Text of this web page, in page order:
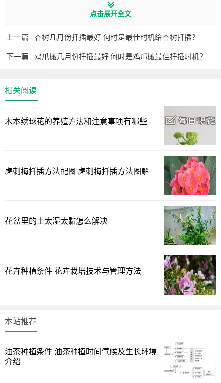
茉莉适合在4-10月份进行扦插，温度需要在15度以上，此
枝条，保留上面两个叶片就行，插土不要太深，还需压实土
茉莉扦插时间
茉莉适合在4-10月份进行扦插，温度需要在15度以上，此
时的气候环境宜人，枝条能快速的生根，成活率较高。
1、处理枝条，茉莉花扦插时要用新的枝条，切口在节下一
厘米处，上面的切口也要剪成斜的，这样能避免积水，然后
把多余的叶片剪掉，只留上面两个叶片就行，并把叶片对半
剪掉。
2、准备盆土，准备酸性的土壤，且透气性和排水性要好，
理。
3、进行扦插，准备好盆土后就可进行扦插，扦插时将有叶
茉莉花扦插可选择新枝条，相对于老枝条来说，新枝条的
成活率较高，选择生长健壮、长势良好的茉莉植株，剪下粗
点击展开全文
上一篇 杏树几月份扦插最好 何时是最佳时机给杏树扦插？
下一篇 鸡爪槭几月份扦插最好 何时是鸡爪槭最佳扦插时机？
相关阅读
木本绣球花的养殖方法和注意事项有哪些
虎刺梅扦插方法配图 虎刺梅扦插方法图解
花盆里的土太湿太黏怎么解决
花卉种植条件 花卉栽培技术与管理方法
本站推荐
油茶种植条件 油茶种植时间气候及生长环境
介绍